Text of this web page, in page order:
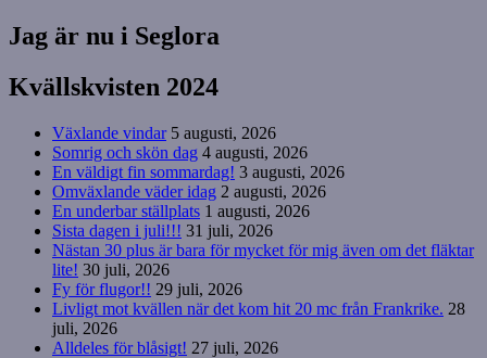
Jag är nu i Seglora
Kvällskvisten 2024
Växlande vindar 5 augusti, 2026
Somrig och skön dag 4 augusti, 2026
En väldigt fin sommardag! 3 augusti, 2026
Omväxlande väder idag 2 augusti, 2026
En underbar ställplats 1 augusti, 2026
Sista dagen i juli!!! 31 juli, 2026
Nästan 30 plus är bara för mycket för mig även om det fläktar
lite! 30 juli, 2026
Fy för flugor!! 29 juli, 2026
Livligt mot kvällen när det kom hit 20 mc från Frankrike. 28
juli, 2026
Alldeles för blåsigt! 27 juli, 2026